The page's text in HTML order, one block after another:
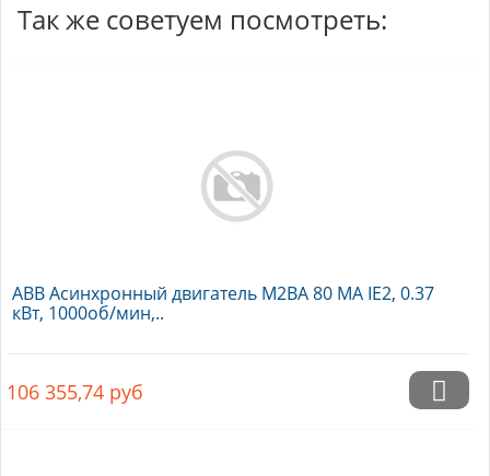
Так же советуем посмотреть:
ABB Асинхронный двигатель M2BA 80 MA IE2, 0.37
кВт, 1000об/мин,..
106 355,74 руб